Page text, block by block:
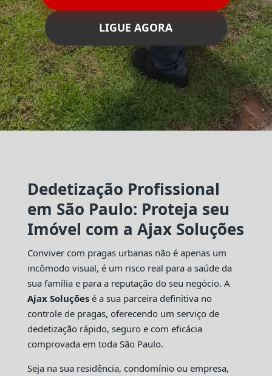
LIGUE AGORA
Dedetização Profissional
em São Paulo: Proteja seu
Imóvel com a Ajax Soluções
Conviver com pragas urbanas não é apenas um
incômodo visual, é um risco real para a saúde da
sua família e para a reputação do seu negócio. A
Ajax Soluçõesé a sua parceira definitiva no
controle de pragas, oferecendo um serviço de
dedetização rápido, seguro e com eficácia
comprovada em toda São Paulo.
Seja na sua residência, condomínio ou empresa,